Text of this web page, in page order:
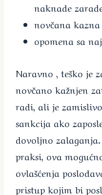
naknade
novčana kazna
opomena sa
Naravno , teško je
novčano kažnjen
radi, ali je
sankcija ako
dovoljno
praksi, ova
ovlašćenja
pristup kojim bi